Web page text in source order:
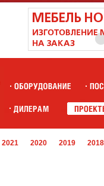
2021 2020 2019 2018